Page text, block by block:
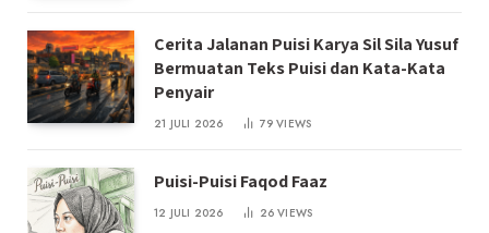
Cerita Jalanan Puisi Karya Sil Sila Yusuf
Bermuatan Teks Puisi dan Kata-Kata
Penyair
21 JULI 2026 79VIEWS
Puisi-Puisi Faqod Faaz
12 JULI 2026 26VIEWS